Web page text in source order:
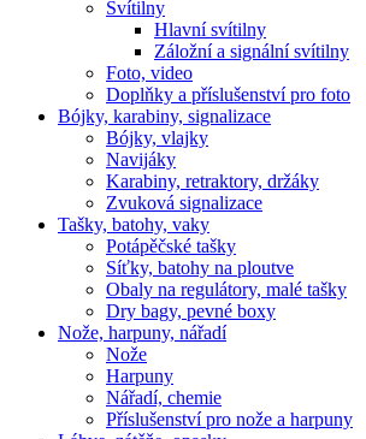
Svítilny
Hlavní svítilny
Záložní a signální svítilny
Foto, video
Doplňky a příslušenství pro foto
Bójky, karabiny, signalizace
Bójky, vlajky
Navijáky
Karabiny, retraktory, držáky
Zvuková signalizace
Tašky, batohy, vaky
Potápěčské tašky
Síťky, batohy na ploutve
Obaly na regulátory, malé tašky
Dry bagy, pevné boxy
Nože, harpuny, nářadí
Nože
Harpuny
Nářadí, chemie
Příslušenství pro nože a harpuny